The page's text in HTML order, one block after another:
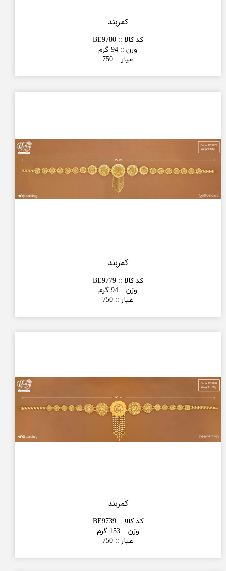
کمربند
کد کالا ::
BE9780
وزن :: 94 گرم
عیار ::
750
کمربند
کد کالا ::
BE9779
وزن :: 94 گرم
عیار ::
750
کمربند
کد کالا ::
BE9739
وزن :: 153 گرم
عیار ::
750